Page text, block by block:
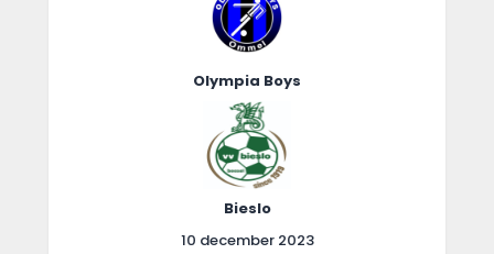
Evenementen
Foto album
Olympia Boys
Bieslo
10 december 2023